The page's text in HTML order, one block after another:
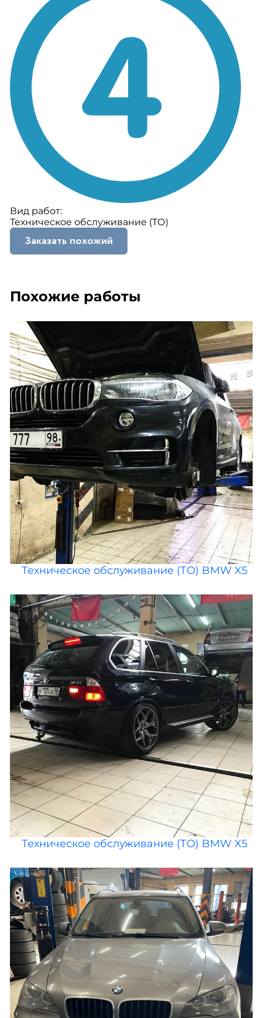
Вид работ:
Техническое обслуживание (ТО)
Заказать похожий
Похожие работы
Техническое обслуживание (ТО) BMW X5
Техническое обслуживание (ТО) BMW X5